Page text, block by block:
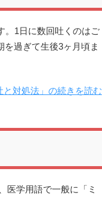
。1日に数回吐くのはご
を過ぎて生後3ヶ月頃ま
と対処法」の続きを読む
医学用語で一般に「ミ